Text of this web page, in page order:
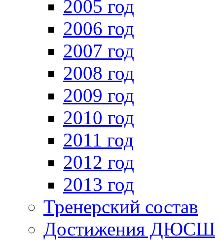
2005 год
2006 год
2007 год
2008 год
2009 год
2010 год
2011 год
2012 год
2013 год
Тренерский состав
Достижения ДЮСШ